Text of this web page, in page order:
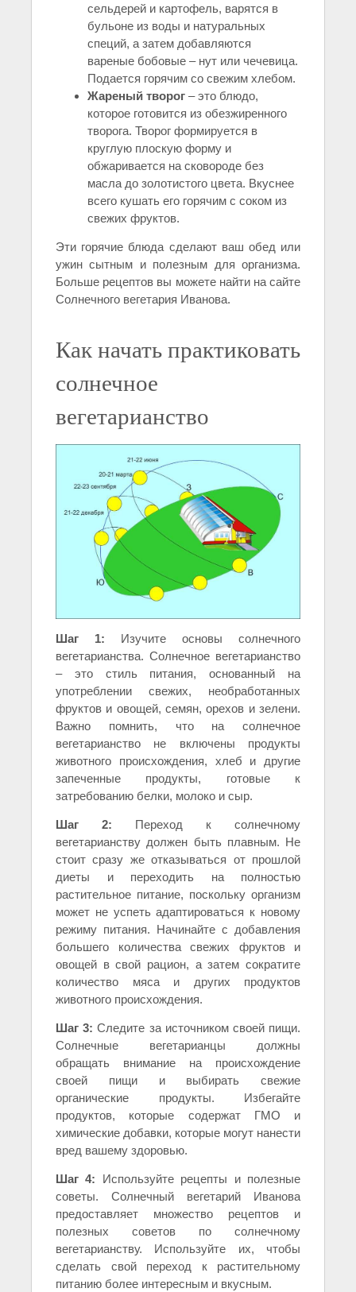
сельдерей и картофель, варятся в
бульоне из воды и натуральных
специй, а затем добавляются
вареные бобовые – нут или чечевица.
Подается горячим со свежим хлебом.
Жареный творог – это блюдо,
которое готовится из обезжиренного
творога. Творог формируется в
круглую плоскую форму и
обжаривается на сковороде без
масла до золотистого цвета. Вкуснее
всего кушать его горячим с соком из
свежих фруктов.
Эти горячие блюда сделают ваш обед или
ужин сытным и полезным для организма.
Больше рецептов вы можете найти на сайте
Солнечного вегетария Иванова.
Как начать практиковать
солнечное
вегетарианство
Шаг 1: Изучите основы солнечного
вегетарианства. Солнечное вегетарианство
– это стиль питания, основанный на
употреблении свежих, необработанных
фруктов и овощей, семян, орехов и зелени.
Важно помнить, что на солнечное
вегетарианство не включены продукты
животного происхождения, хлеб и другие
запеченные продукты, готовые к
затребованию белки, молоко и сыр.
Шаг 2: Переход к солнечному
вегетарианству должен быть плавным. Не
стоит сразу же отказываться от прошлой
диеты и переходить на полностью
растительное питание, поскольку организм
может не успеть адаптироваться к новому
режиму питания. Начинайте с добавления
большего количества свежих фруктов и
овощей в свой рацион, а затем сократите
количество мяса и других продуктов
животного происхождения.
Шаг 3: Следите за источником своей пищи.
Солнечные вегетарианцы должны
обращать внимание на происхождение
своей пищи и выбирать свежие
органические продукты. Избегайте
продуктов, которые содержат ГМО и
химические добавки, которые могут нанести
вред вашему здоровью.
Шаг 4: Используйте рецепты и полезные
советы. Солнечный вегетарий Иванова
предоставляет множество рецептов и
полезных советов по солнечному
вегетарианству. Используйте их, чтобы
сделать свой переход к растительному
питанию более интересным и вкусным.